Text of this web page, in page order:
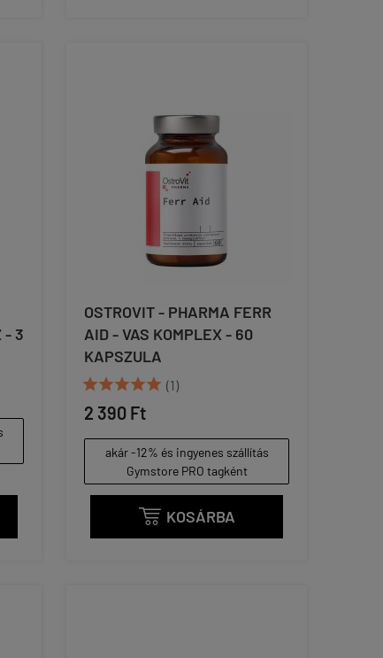
- 3
OSTROVIT - PHARMA FERR
AID - VAS KOMPLEX - 60
KAPSZULA
 (1)
2 390 Ft
akár -12% és ingyenes szállítás
Gymstore PRO tagként
 KOSÁRBA